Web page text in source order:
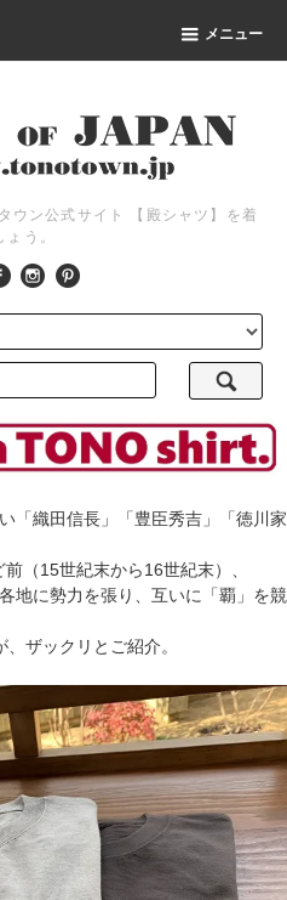
メニュー
ウン公式サイト 【殿シャツ】を着
ょう。
「織田信長」「豊臣秀吉」「徳川家
（15世紀末から16世紀末）、
地に勢力を張り、互いに「覇」を競
ザックリとご紹介。